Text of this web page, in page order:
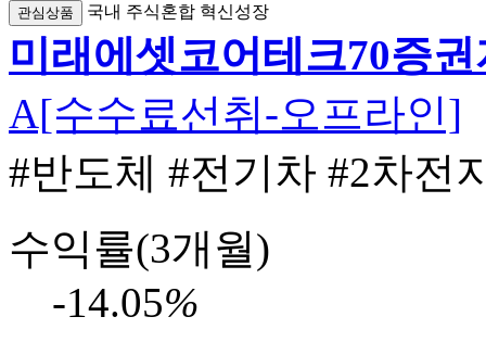
관심상품 국내 주식혼합 혁신성장
미래에셋코어테크70증
A[수수료선취-오프라인]
#반도체 #전기차 #2차전
수익률(3개월)
-14.05%